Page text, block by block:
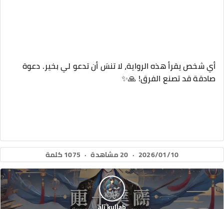
أي شخص يقرأ هذه الرواية، لا تنسَ أن تدعو لي بخير. دعوة
صادقة قد تصنع الفرق! 🙏✨
2026/01/10
· 20 مشاهدة · 1075 كلمة